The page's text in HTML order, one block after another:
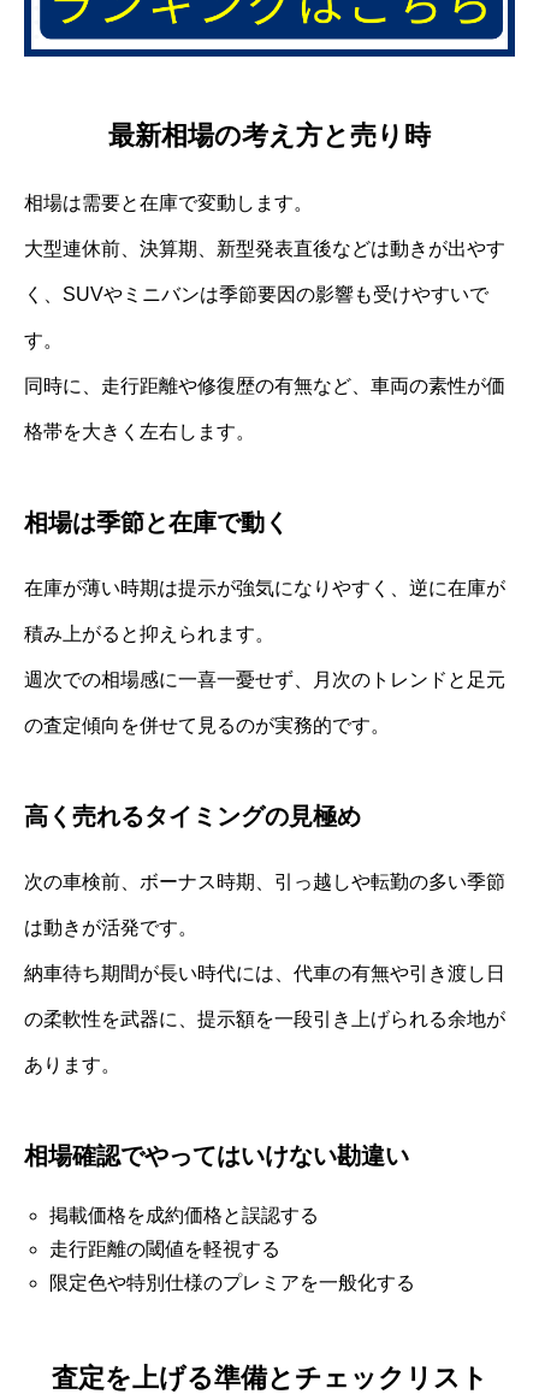
最新相場の考え方と売り時
相場は需要と在庫で変動します。
大型連休前、決算期、新型発表直後などは動きが出やす
く、SUVやミニバンは季節要因の影響も受けやすいで
す。
同時に、走行距離や修復歴の有無など、車両の素性が価
格帯を大きく左右します。
相場は季節と在庫で動く
在庫が薄い時期は提示が強気になりやすく、逆に在庫が
積み上がると抑えられます。
週次での相場感に一喜一憂せず、月次のトレンドと足元
の査定傾向を併せて見るのが実務的です。
高く売れるタイミングの見極め
次の車検前、ボーナス時期、引っ越しや転勤の多い季節
は動きが活発です。
納車待ち期間が長い時代には、代車の有無や引き渡し日
の柔軟性を武器に、提示額を一段引き上げられる余地が
あります。
相場確認でやってはいけない勘違い
掲載価格を成約価格と誤認する
走行距離の閾値を軽視する
限定色や特別仕様のプレミアを一般化する
査定を上げる準備とチェックリスト